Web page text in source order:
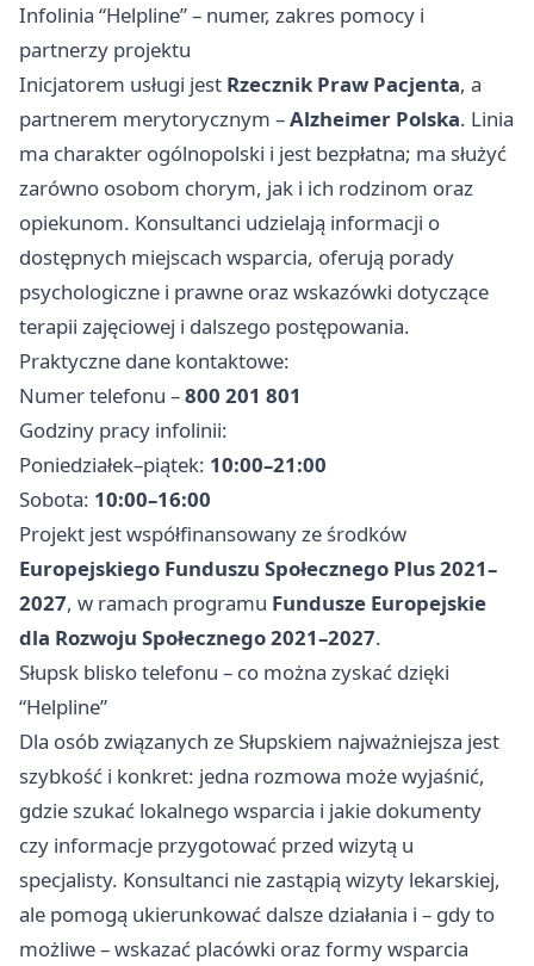
Infolinia “Helpline” – numer, zakres pomocy i
partnerzy projektu
Inicjatorem usługi jest Rzecznik Praw Pacjenta, a
partnerem merytorycznym –Alzheimer Polska. Linia
ma charakter ogólnopolski i jest bezpłatna; ma służyć
zarówno osobom chorym, jak i ich rodzinom oraz
opiekunom. Konsultanci udzielają informacji o
dostępnych miejscach wsparcia, oferują porady
psychologiczne i prawne oraz wskazówki dotyczące
terapii zajęciowej i dalszego postępowania.
Praktyczne dane kontaktowe:
Numer telefonu –800 201 801
Godziny pracy infolinii:
Poniedziałek–piątek: 10:00–21:00
Sobota: 10:00–16:00
Projekt jest współfinansowany ze środków
Europejskiego Funduszu Społecznego Plus 2021–
2027, w ramach programu Fundusze Europejskie
dla Rozwoju Społecznego 2021–2027.
Słupsk blisko telefonu – co można zyskać dzięki
“Helpline”
Dla osób związanych ze Słupskiem najważniejsza jest
szybkość i konkret: jedna rozmowa może wyjaśnić,
gdzie szukać lokalnego wsparcia i jakie dokumenty
czy informacje przygotować przed wizytą u
specjalisty. Konsultanci nie zastąpią wizyty lekarskiej,
ale pomogą ukierunkować dalsze działania i – gdy to
możliwe – wskazać placówki oraz formy wsparcia